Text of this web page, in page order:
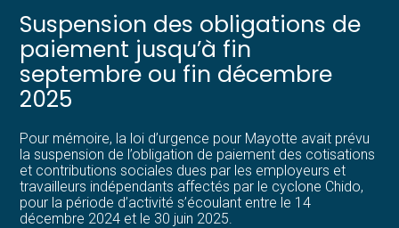
Suspension des obligations de
paiement jusqu’à fin
septembre ou fin décembre
2025
Pour mémoire, la loi d’urgence pour Mayotte avait prévu
la suspension de l’obligation de paiement des cotisations
et contributions sociales dues par les employeurs et
travailleurs indépendants affectés par le cyclone Chido,
pour la période d’activité s’écoulant entre le 14
décembre 2024 et le 30 juin 2025.